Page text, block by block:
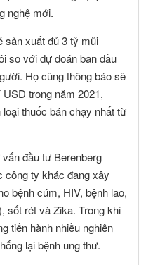
nghệ mới.
sản xuất đủ 3 tỷ mũi
so với dự đoán ban đầu
Họ cũng thông báo sẽ
trong năm 2021,
thuốc bán chạy nhất từ
đầu tư Berenberg
công ty khác đang xây
bệnh cúm, HIV, bệnh lao,
sốt rét và Zika. Trong khi
tiến hành nhiều nghiên
lại bệnh ung thư.